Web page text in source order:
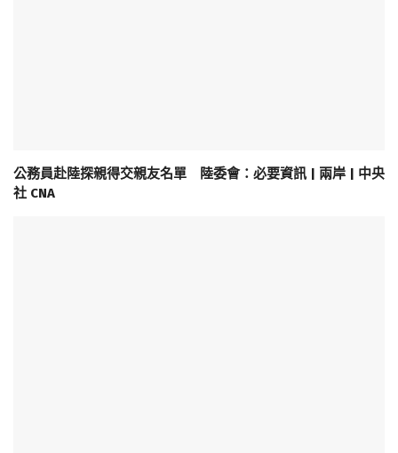
公務員赴陸探親得交親友名單 陸委會：必要資訊 | 兩岸 | 中央
社 CNA